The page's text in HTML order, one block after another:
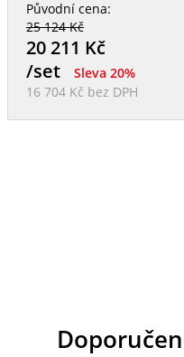
Původní cena:
25 124 Kč
20 211 Kč
/set
Sleva 20%
16 704 Kč bez DPH